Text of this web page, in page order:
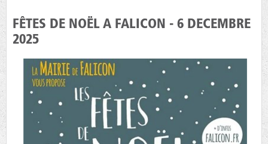
FÊTES DE NOËL A FALICON - 6 DECEMBRE
2025